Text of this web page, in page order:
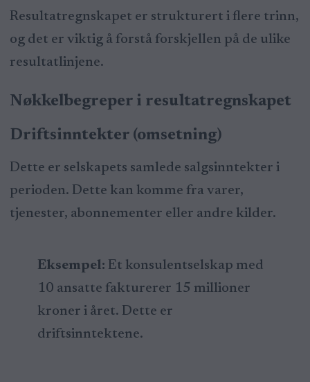
Resultatregnskapet er strukturert i flere trinn,
og det er viktig å forstå forskjellen på de ulike
resultatlinjene.
Nøkkelbegreper i resultatregnskapet
Driftsinntekter (omsetning)
Dette er selskapets samlede salgsinntekter i
perioden. Dette kan komme fra varer,
tjenester, abonnementer eller andre kilder.
Eksempel: Et konsulentselskap med
10 ansatte fakturerer 15 millioner
kroner i året. Dette er
driftsinntektene.